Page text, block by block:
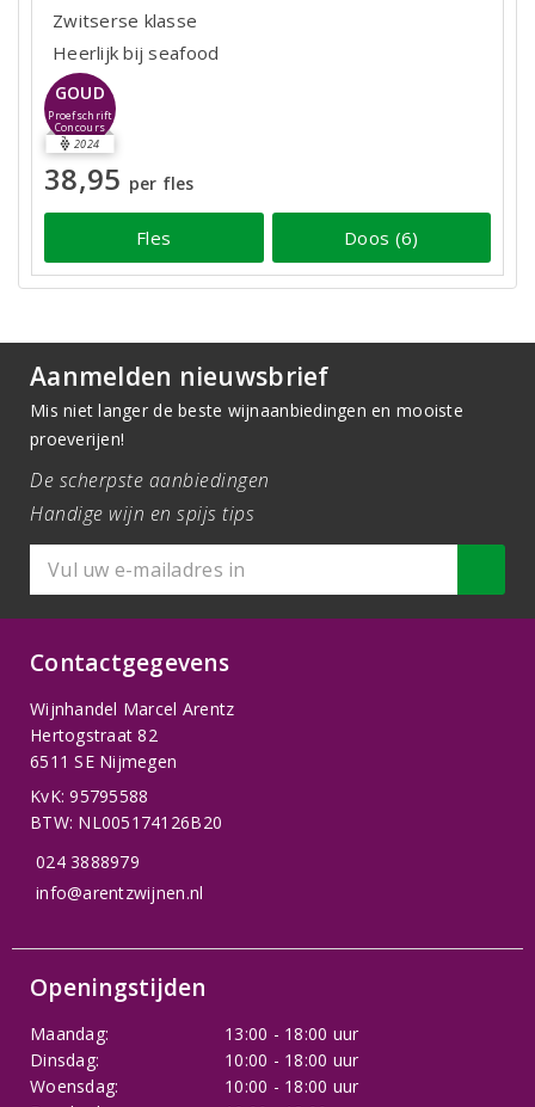
Zwitserse klasse
Heerlijk bij seafood
GOUD
Proefschrift
Concours
2024
38,95 per fles
Fles Doos (6)
Aanmelden nieuwsbrief
Mis niet langer de beste wijnaanbiedingen en mooiste
proeverijen!
De scherpste aanbiedingen
Handige wijn en spijs tips
Contactgegevens
Wijnhandel Marcel Arentz
Hertogstraat 82
6511 SE Nijmegen
KvK: 95795588
BTW: NL005174126B20
024 3888979
info@arentzwijnen.nl
Openingstijden
Maandag:
13:00 - 18:00 uur
Dinsdag:
10:00 - 18:00 uur
Woensdag:
10:00 - 18:00 uur